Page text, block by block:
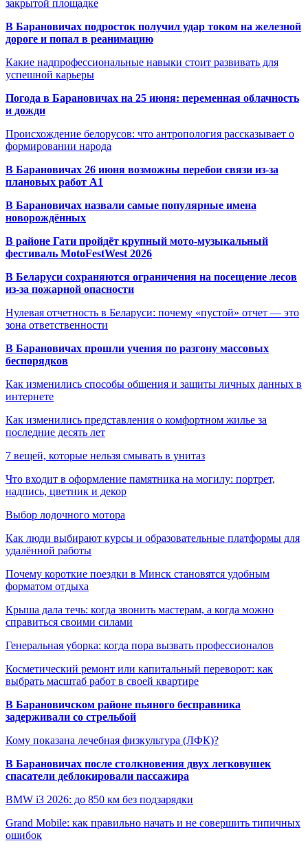
закрытой площадке
В Барановичах подросток получил удар током на железной
дороге и попал в реанимацию
Какие надпрофессиональные навыки стоит развивать для
успешной карьеры
Погода в Барановичах на 25 июня: переменная облачность
и дожди
Происхождение белорусов: что антропология рассказывает о
формировании народа
В Барановичах 26 июня возможны перебои связи из-за
плановых работ A1
В Барановичах назвали самые популярные имена
новорождённых
В районе Гати пройдёт крупный мото-музыкальный
фестиваль MotoFestWest 2026
В Беларуси сохраняются ограничения на посещение лесов
из-за пожарной опасности
Нулевая отчетность в Беларуси: почему «пустой» отчет — это
зона ответственности
В Барановичах прошли учения по разгону массовых
беспорядков
Как изменились способы общения и защиты личных данных в
интернете
Как изменились представления о комфортном жилье за
последние десять лет
7 вещей, которые нельзя смывать в унитаз
Что входит в оформление памятника на могилу: портрет,
надпись, цветник и декор
Выбор лодочного мотора
Как люди выбирают курсы и образовательные платформы для
удалённой работы
Почему короткие поездки в Минск становятся удобным
форматом отдыха
Крыша дала течь: когда звонить мастерам, а когда можно
справиться своими силами
Генеральная уборка: когда пора вызвать профессионалов
Косметический ремонт или капитальный переворот: как
выбрать масштаб работ в своей квартире
В Барановичском районе пьяного бесправника
задерживали со стрельбой
Кому показана лечебная физкультура (ЛФК)?
В Барановичах после столкновения двух легковушек
спасатели деблокировали пассажира
BMW i3 2026: до 850 км без подзарядки
Grand Mobile: как правильно начать и не совершить типичных
ошибок